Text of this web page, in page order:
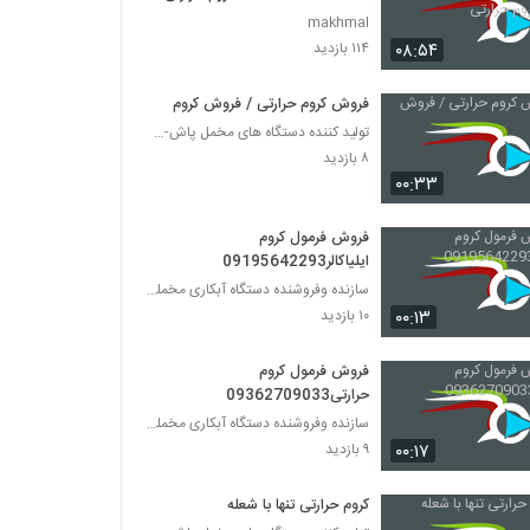
۰۸:۵۴
فرمول کروم حرارتی
makhmal
۱۱۴ بازدید
۰۰:۳۳
فروش کروم حرارتی / فروش کروم
تولید کننده دستگاه های مخمل پاش-هیدروگرافیک-ابکاری
۸ بازدید
۰۰:۱۳
فروش فرمول کروم
ایلیاکالر09195642293
سازنده وفروشنده دستگاه آبکاری مخملپاش هیدروگرافیک
۱۰ بازدید
۰۰:۱۷
فروش فرمول کروم
حرارتی09362709033
سازنده وفروشنده دستگاه آبکاری مخملپاش هیدروگرافیک
۹ بازدید
کروم حرارتی تنها با شعله